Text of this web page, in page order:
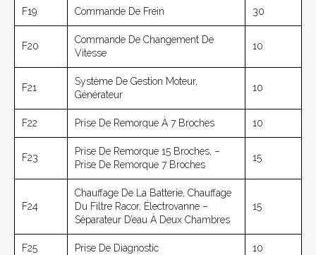
F19 Commande De Frein 30
F20
Commande De Changement De
Vitesse
10
F21
Système De Gestion Moteur,
Générateur
10
F22 Prise De Remorque À 7 Broches 10
F23
Prise De Remorque 15 Broches, –
Prise De Remorque 7 Broches
15
F24
Chauffage De La Batterie, Chauffage
Du Filtre Racor, Électrovanne –
Séparateur D’eau À Deux Chambres
15
F25 Prise De Diagnostic 10